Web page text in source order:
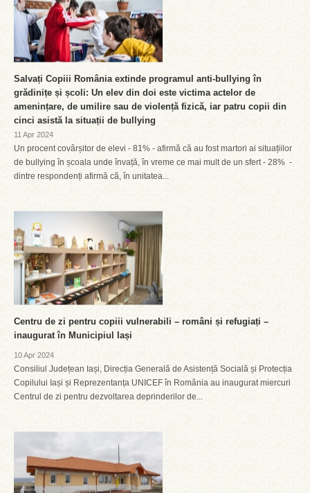
Salvați Copiii România extinde programul anti-bullying în
grădinițe și școli: Un elev din doi este victima actelor de
amenințare, de umilire sau de violență fizică, iar patru copii din
cinci asistă la situații de bullying
11 Apr 2024
Un procent covârșitor de elevi - 81% - afirmă că au fost martori ai situațiilor
de bullying în școala unde învață, în vreme ce mai mult de un sfert - 28% -
dintre respondenți afirmă că, în unitatea...
Centru de zi pentru copiii vulnerabili – români și refugiați –
inaugurat în Municipiul Iași
10 Apr 2024
Consiliul Județean Iași, Direcția Generală de Asistență Socială și Protecția
Copilului Iași și Reprezentanța UNICEF în România au inaugurat miercuri
Centrul de zi pentru dezvoltarea deprinderilor de...